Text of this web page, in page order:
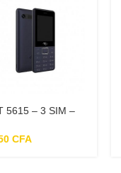
5615 – 3 SIM –
CFA